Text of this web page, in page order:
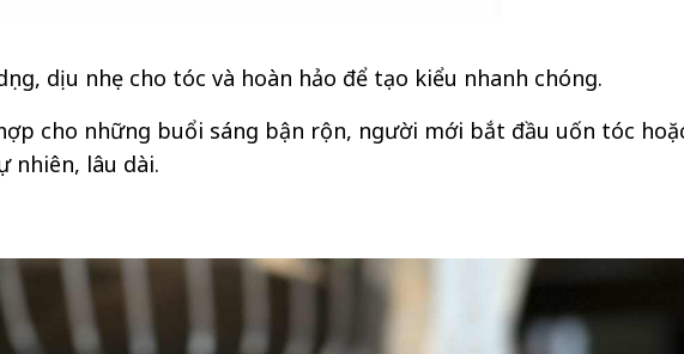
dịu nhẹ cho tóc và hoàn hảo để tạo kiểu nhanh chóng.
cho những buổi sáng bận rộn, người mới bắt đầu uốn tóc
nhiên, lâu dài.